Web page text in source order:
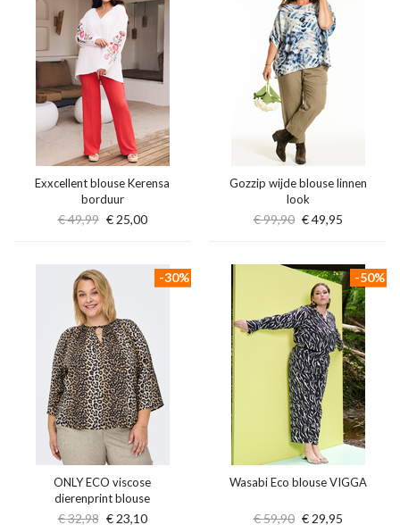
Exxcellent blouse Kerensa
borduur
€ 49,99 € 25,00
Gozzip wijde blouse linnen
look
€ 99,90 € 49,95
ONLY ECO viscose
dierenprint blouse
€ 32,98 € 23,10
-30%
Wasabi Eco blouse VIGGA
€ 59,90 € 29,95
-50%